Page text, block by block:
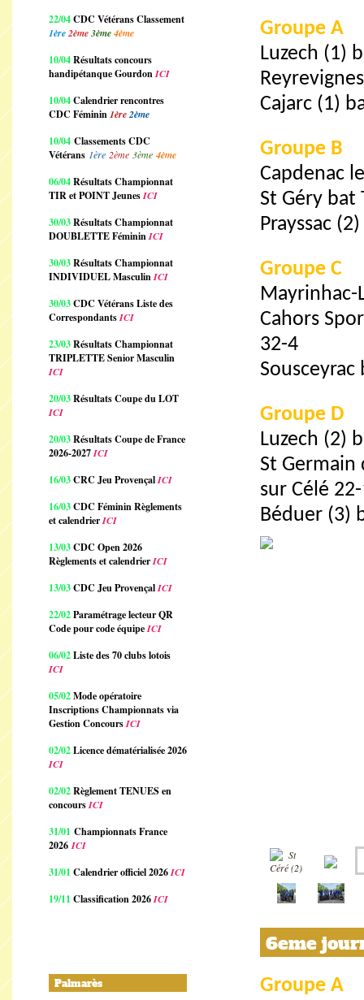
22/04CDC Vétérans Classement
1ère2ème3ème4ème
10/04Résultats concours
handipétanque GourdonICI
10/04Calendrier rencontres
CDC Féminin1ère2ème
10/04 Classements CDC
Vétérans 1ère 2ème 3ème 4ème
06/04Résultats Championnat
TIR et POINT JeunesICI
30/03Résultats Championnat
DOUBLETTE FémininICI
30/03Résultats Championnat
INDIVIDUEL MasculinICI
30/03CDC Vétérans Liste des
CorrespondantsICI
23/03Résultats Championnat
TRIPLETTE Senior Masculin
ICI
20/03Résultats Coupe du LOT
ICI
20/03Résultats Coupe de France
2026-2027ICI
16/03CRC Jeu ProvençalICI
16/03CDC Féminin Règlements
et calendrierICI
13/03CDC Open 2026
Règlements et calendrierICI
13/03CDC Jeu ProvençalICI
22/02Paramétrage lecteur QR
Code pour code équipeICI
06/02Liste des 70 clubs lotois
ICI
05/02Mode opératoire
Inscriptions Championnats via
Gestion ConcoursICI
02/02Licence dématérialisée 2026
ICI
02/02Règlement TENUES en
concoursICI
31/01 Championnats France
2026 ICI
31/01 Calendrier officiel 2026ICI
19/11 Classification 2026ICI
Palmarès
Groupe A
Luzech (1)
Cajarc (1)
Groupe B
Capdenac
St Géry bat
Prayssac
Groupe C
Mayrinhac-
Cahors
32-4
Groupe D
Luzech (2)
St
sur Célé
Béduer (3)
6eme
Groupe A